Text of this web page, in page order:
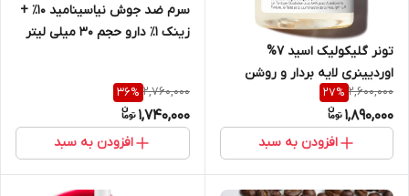
تونر گلیکولیک اسید 7%
اوردیینری لایه بردار و روشن
کننده حجم 240 میل اورجینال
2,600,000
27%
1,890,000
افزودن به سبد
سرم ضد جوش نیاسینامید ۱۰٪ +
زینک ۱٪ دارو حجم ۳۰ میلی لیتر
2,760,000
36%
1,740,000
افزودن به سبد